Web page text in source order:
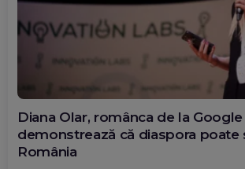
Diana Olar, românca de la
demonstrează că diaspora poate
România